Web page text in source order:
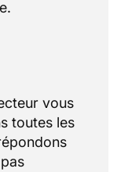
vous
toutes les